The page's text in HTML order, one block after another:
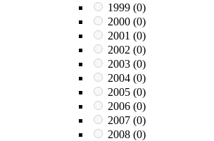
1999 (0)
2000 (0)
2001 (0)
2002 (0)
2003 (0)
2004 (0)
2005 (0)
2006 (0)
2007 (0)
2008 (0)